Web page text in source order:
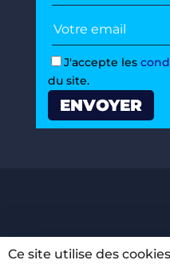
J'accepte les
du site.
Ce site utilise des